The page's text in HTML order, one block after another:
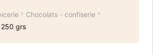
Chocolats - confiserie
grs